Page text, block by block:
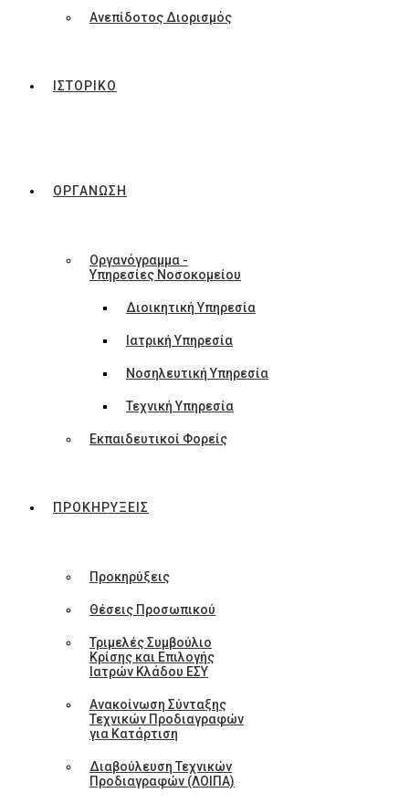
Ανεπίδοτος Διορισμός
ΙΣΤΟΡΙΚΟ
ΟΡΓΑΝΩΣΗ
Οργανόγραμμα -
Υπηρεσίες Νοσοκομείου
Διοικητική Υπηρεσία
Ιατρική Υπηρεσία
Νοσηλευτική Υπηρεσία
Τεχνική Υπηρεσία
Εκπαιδευτικοί Φορείς
ΠΡΟΚΗΡΥΞΕΙΣ
Προκηρύξεις
Θέσεις Προσωπικού
Τριμελές Συμβούλιο
Κρίσης και Επιλογής
Ιατρών Κλάδου ΕΣΥ
Ανακοίνωση Σύνταξης
Τεχνικών Προδιαγραφών
για Κατάρτιση
Διαβούλευση Τεχνικών
Προδιαγραφών (ΛΟΙΠΑ)